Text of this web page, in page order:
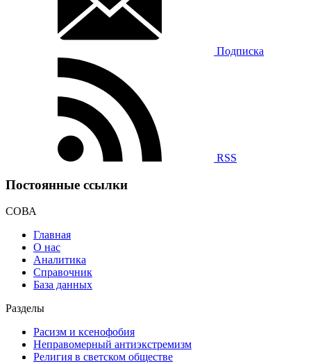
Подписка
RSS
Постоянные ссылки
СОВА
Главная
О нас
Аналитика
Справочник
База данных
Разделы
Расизм и ксенофобия
Неправомерный антиэкстремизм
Религия в светском обществе